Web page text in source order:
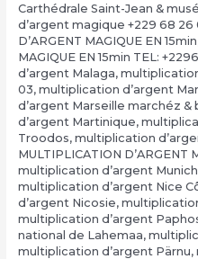
Carthédrale Saint-Jean &
d’argent magique +229 68 26
D’ARGENT MAGIQUE EN 15min
MAGIQUE EN 15min TEL:
d’argent Malaga,
03, multiplication d’argent
d’argent Marseille marchéz &
d’argent Martinique,
Troodos, multiplication
MULTIPLICATION D’ARGENT
multiplication d’argent Munich
multiplication d’argent Nice
d’argent Nicosie,
multiplication d’argent
national de Lahemaa,
multiplication d’argent Pärnu,